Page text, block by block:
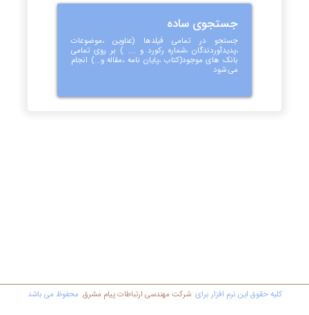
جستجوی ساده
جستجو در تمامی فیلدها (عناوین ،موضوعات
،پدیدآوردندگان ،شماره رکورد و .... ) بر روی تمامی
بانک های موجود(کتاب ،پایان نامه ،مقاله و...) انجام
می شود
کليه حقوق اين نرم افزار برای شرکت مهندسي ارتباطات پیام مشرق محفوظ مي باشد